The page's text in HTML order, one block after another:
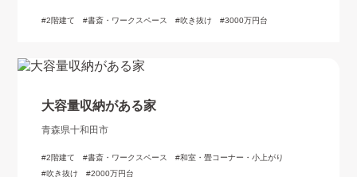
2階建て 書斎・ワークスペース 吹き抜け 3000万円台
大容量収納がある家
青森県十和田市
2階建て 書斎・ワークスペース
和室・畳コーナー・小上がり
吹き抜け
2000万円台